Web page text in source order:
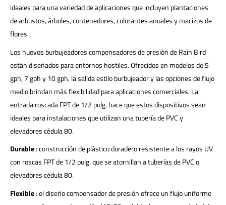
ideales para una variedad de aplicaciones que incluyen plantaciones
de arbustos, árboles, contenedores, colorantes anuales y macizos de
flores.
Los nuevos burbujeadores compensadores de presión de Rain Bird
están diseñados para entornos hostiles. Ofrecidos en modelos de 5
gph, 7 gph y 10 gph, la salida estilo burbujeador y las opciones de flujo
medio brindan más flexibilidad para aplicaciones comerciales. La
entrada roscada FPT de 1/2 pulg. hace que estos dispositivos sean
ideales para instalaciones que utilizan una tubería de PVC y
elevadores cédula 80.
Durable: construcción de plástico duradero resistente a los rayos UV
con roscas FPT de 1/2 pulg. que se atornillan a tuberías de PVC o
elevadores cédula 80.
Flexible: el diseño compensador de presión ofrece un flujo uniforme